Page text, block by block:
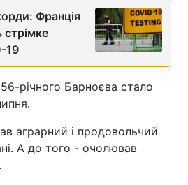
Франція
стрімке
19
річного Барноєва стало
аграрний і продовольчий
А до того - очолював